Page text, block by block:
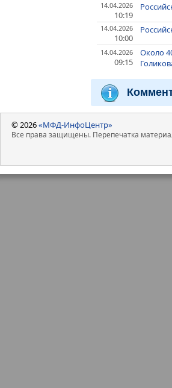
14.04.2026
10:19
14.04.2026
10:00
14.04.2026
09:15
Около
© 2026«МФД-ИнфоЦентр»
Все права защищены. Перепечатка